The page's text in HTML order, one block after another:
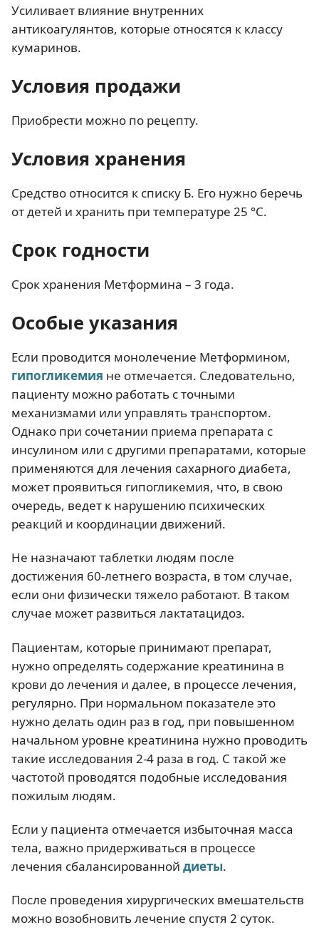
Усиливает влияние внутренних
антикоагулянтов, которые относятся к классу
кумаринов.
Условия продажи
Приобрести можно по рецепту.
Условия хранения
Средство относится к списку Б. Его нужно беречь
от детей и хранить при температуре 25 °С.
Срок годности
Срок хранения Метформина – 3 года.
Особые указания
Если проводится монолечение Метформином,
гипогликемия не отмечается. Следовательно,
пациенту можно работать с точными
механизмами или управлять транспортом.
Однако при сочетании приема препарата с
инсулином или с другими препаратами, которые
применяются для лечения сахарного диабета,
может проявиться гипогликемия, что, в свою
очередь, ведет к нарушению психических
реакций и координации движений.
Не назначают таблетки людям после
достижения 60-летнего возраста, в том случае,
если они физически тяжело работают. В таком
случае может развиться лактатацидоз.
Пациентам, которые принимают препарат,
нужно определять содержание креатинина в
крови до лечения и далее, в процессе лечения,
регулярно. При нормальном показателе это
нужно делать один раз в год, при повышенном
начальном уровне креатинина нужно проводить
такие исследования 2-4 раза в год. С такой же
частотой проводятся подобные исследования
пожилым людям.
Если у пациента отмечается избыточная масса
тела, важно придерживаться в процессе
лечения сбалансированной диеты.
После проведения хирургических вмешательств
можно возобновить лечение спустя 2 суток.